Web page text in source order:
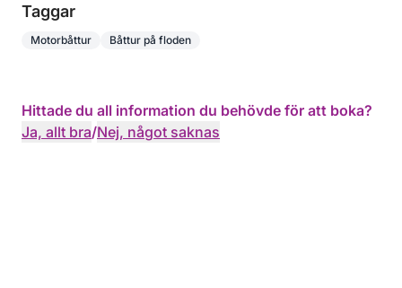
Taggar
Motorbåttur Båttur på floden
Hittade du all information du behövde för att boka?
Ja, allt bra/Nej, något saknas